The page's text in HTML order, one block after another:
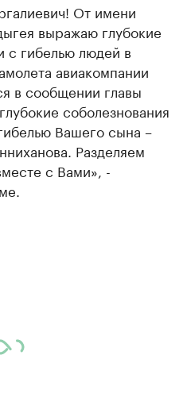
От имени
выражаю глубокие
с гибелью людей в
авиакомпании
в сообщении главы
соболезнования
Вашего сына –
Разделяем
с Вами», -